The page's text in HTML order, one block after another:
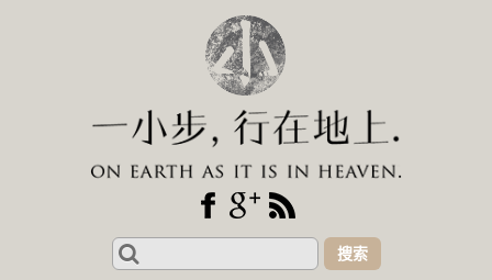
Search
for: